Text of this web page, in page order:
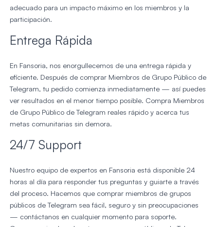
adecuado para un impacto máximo en los miembros y la
participación.
Entrega Rápida
En Fansoria, nos enorgullecemos de una entrega rápida y
eficiente. Después de comprar Miembros de Grupo Público de
Telegram, tu pedido comienza inmediatamente — así puedes
ver resultados en el menor tiempo posible. Compra Miembros
de Grupo Público de Telegram reales rápido y acerca tus
metas comunitarias sin demora.
24/7 Support
Nuestro equipo de expertos en Fansoria está disponible 24
horas al día para responder tus preguntas y guiarte a través
del proceso. Hacemos que comprar miembros de grupos
públicos de Telegram sea fácil, seguro y sin preocupaciones
— contáctanos en cualquier momento para soporte.